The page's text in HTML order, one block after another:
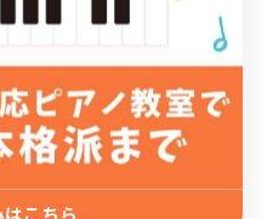
解釈力や表現力がさらに
い音楽体験を提供するた
指導法を導入し、生徒の
レッスン
こちら